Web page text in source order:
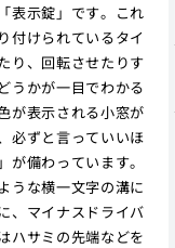
表示錠」です。これ
付けられているタイ
り、回転させたりす
うかが一目でわかる
が表示される小窓が
必ずと言っていいほ
備わっています。
うな横一文字の溝に
、マイナスドライバ
ハサミの先端などを